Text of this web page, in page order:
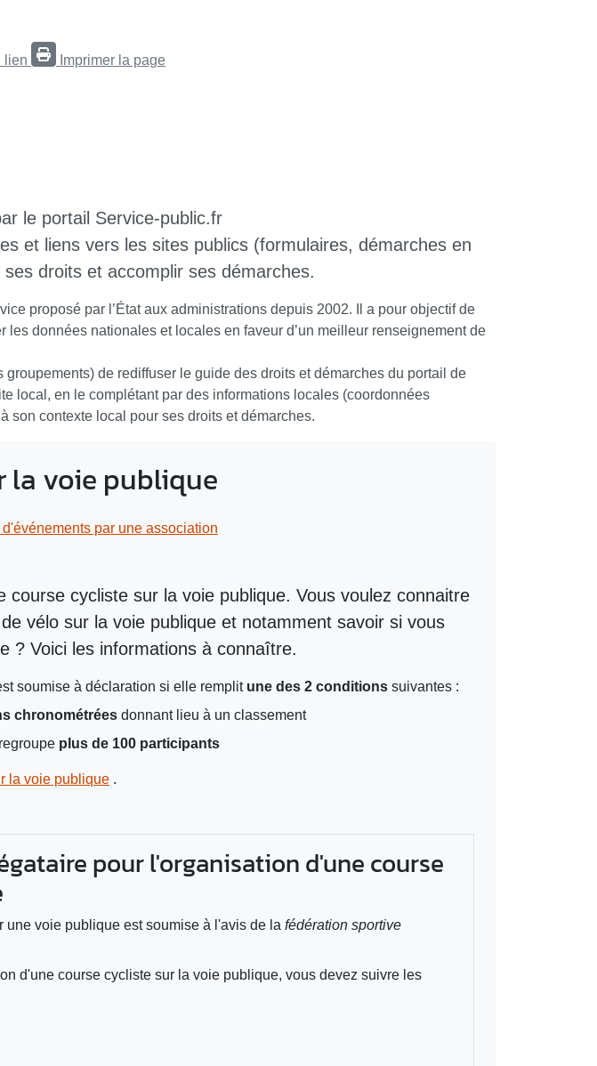
lien Imprimer la page
le portail Service-public.fr
et liens vers les sites publics (formulaires, démarches en
droits et accomplir ses démarches.
proposé par l’État aux administrations depuis 2002. Il a pour objectif de
données nationales et locales en faveur d’un meilleur renseignement de
de rediffuser le guide des droits et démarches du portail de
local, en le complétant par des informations locales (coordonnées
son contexte local pour ses droits et démarches.
la voie publique
par une association
cycliste sur la voie publique. Vous voulez connaitre
vélo sur la voie publique et notamment savoir si vous
? Voici les informations à connaître.
soumise à déclaration si elle remplit une des 2 conditions suivantes :
chronométrées donnant lieu à un classement
plus de 100 participants
la voie publique .
pour l'organisation d'une course
une voie publique est soumise à l'avis de la fédération sportive
d'une course cycliste sur la voie publique, vous devez suivre les